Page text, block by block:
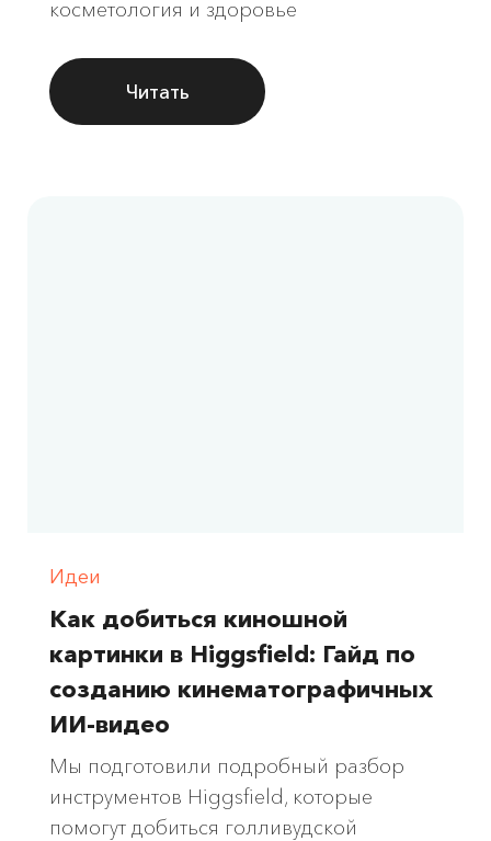
косметология и здоровье
Читать
Идеи
Как добиться киношной
картинки в Higgsfield: Гайд по
созданию кинематографичных
ИИ-видео
Мы подготовили подробный разбор
инструментов Higgsfield, которые
помогут добиться голливудской